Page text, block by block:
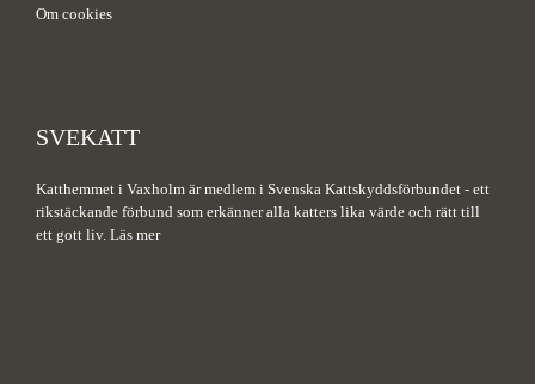
Om cookies
SVEKATT
Katthemmet i Vaxholm är medlem i Svenska Kattskyddsförbundet - ett
rikstäckande förbund som erkänner alla katters lika värde och rätt till
ett gott liv. Läs mer